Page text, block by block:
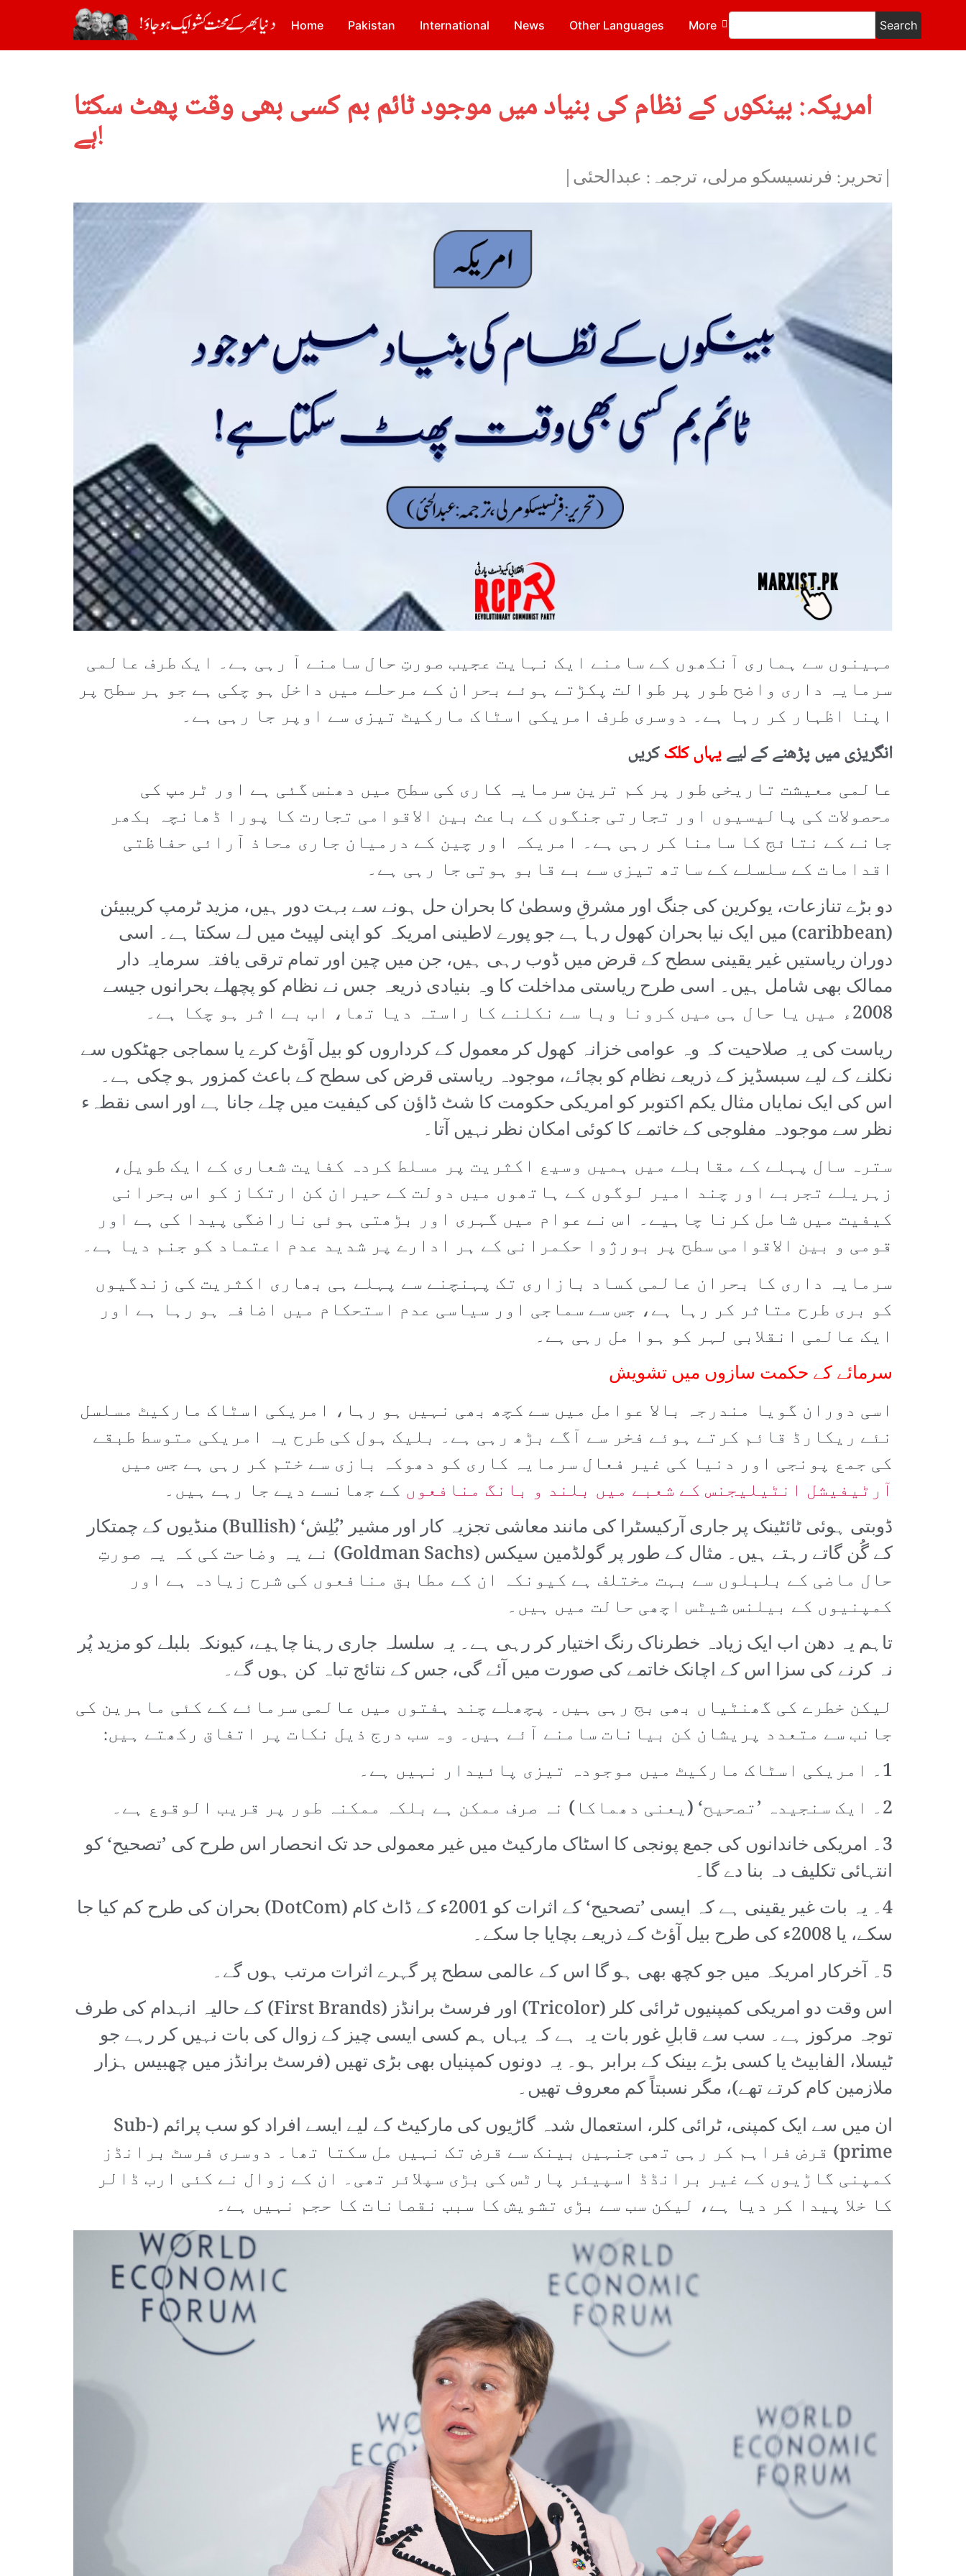
Home Pakistan International News Other Languages More Search
امریکہ: بینکوں کے نظام کی بنیاد میں موجود ٹائم بم کسی بھی وقت پھٹ سکتا
ہے!
|تحریر: فرنسیسکو مرلی، ترجمہ: عبدالحئی|
مہینوں سے ہماری آنکھوں کے سامنے ایک نہایت عجیب صورتِ حال سامنے آ رہی ہے۔ ایک طرف عالمی
سرمایہ داری واضح طور پر طوالت پکڑتے ہوئے بحران کے مرحلے میں داخل ہو چکی ہے جو ہر سطح پر
اپنا اظہار کر رہا ہے۔ دوسری طرف امریکی اسٹاک مارکیٹ تیزی سے اوپر جا رہی ہے۔
انگریزی میں پڑھنے کے لیےیہاں کلککریں
عالمی معیشت تاریخی طور پر کم ترین سرمایہ کاری کی سطح میں دھنس گئی ہے اور ٹرمپ کی
محصولات کی پالیسیوں اور تجارتی جنگوں کے باعث بین الاقوامی تجارت کا پورا ڈھانچہ بکھر
جانے کے نتائج کا سامنا کر رہی ہے۔ امریکہ اور چین کے درمیان جاری محاذ آرائی حفاظتی
اقدامات کے سلسلے کے ساتھ تیزی سے بے قابو ہوتی جا رہی ہے۔
دو بڑے تنازعات، یوکرین کی جنگ اور مشرقِ وسطیٰ کا بحران حل ہونے سے بہت دور ہیں، مزید ٹرمپ کریبیئن
(caribbean) میں ایک نیا بحران کھول رہا ہے جو پورے لاطینی امریکہ کو اپنی لپیٹ میں لے سکتا ہے۔ اسی
دوران ریاستیں غیر یقینی سطح کے قرض میں ڈوب رہی ہیں، جن میں چین اور تمام ترقی یافتہ سرمایہ دار
ممالک بھی شامل ہیں۔ اسی طرح ریاستی مداخلت کا وہ بنیادی ذریعہ جس نے نظام کو پچھلے بحرانوں جیسے
2008ء میں یا حال ہی میں کرونا وبا سے نکلنے کا راستہ دیا تھا، اب بے اثر ہو چکا ہے۔
ریاست کی یہ صلاحیت کہ وہ عوامی خزانہ کھول کر معمول کے کرداروں کو بیل آؤٹ کرے یا سماجی جھٹکوں سے
نکلنے کے لیے سبسڈیز کے ذریعے نظام کو بچائے، موجودہ ریاستی قرض کی سطح کے باعث کمزور ہو چکی ہے۔
اس کی ایک نمایاں مثال یکم اکتوبر کو امریکی حکومت کا شٹ ڈاؤن کی کیفیت میں چلے جانا ہے اور اسی نقطہء
نظر سے موجودہ مفلوجی کے خاتمے کا کوئی امکان نظر نہیں آتا۔
سترہ سال پہلے کے مقابلے میں ہمیں وسیع اکثریت پر مسلط کردہ کفایت شعاری کے ایک طویل،
زہریلے تجربے اور چند امیر لوگوں کے ہاتھوں میں دولت کے حیران کن ارتکاز کو اس بحرانی
کیفیت میں شامل کرنا چاہیے۔ اس نے عوام میں گہری اور بڑھتی ہوئی ناراضگی پیدا کی ہے اور
قومی و بین الاقوامی سطح پر بورژوا حکمرانی کے ہر ادارے پر شدید عدم اعتماد کو جنم دیا ہے۔
سرمایہ داری کا بحران عالمی کساد بازاری تک پہنچنے سے پہلے ہی بھاری اکثریت کی زندگیوں
کو بری طرح متاثر کر رہا ہے، جس سے سماجی اور سیاسی عدم استحکام میں اضافہ ہو رہا ہے اور
ایک عالمی انقلابی لہر کو ہوا مل رہی ہے۔
سرمائے کے حکمت سازوں میں تشویش
اسی دوران گویا مندرجہ بالا عوامل میں سے کچھ بھی نہیں ہو رہا، امریکی اسٹاک مارکیٹ مسلسل
نئے ریکارڈ قائم کرتے ہوئے فخر سے آگے بڑھ رہی ہے۔ بلیک ہول کی طرح یہ امریکی متوسط طبقے
کی جمع پونجی اور دنیا کی غیر فعال سرمایہ کاری کو دھوکہ بازی سے ختم کر رہی ہے جس میں
آرٹیفیشل انٹیلیجنس کے شعبے میں بلند و بانگ منافعوں کے جھانسے دیے جا رہے ہیں۔
ڈوبتی ہوئی ٹائٹینک پر جاری آرکیسٹرا کی مانند معاشی تجزیہ کار اور مشیر ’بُلِش‘ (Bullish) منڈیوں کے چمتکار
کے گُن گاتے رہتے ہیں۔ مثال کے طور پر گولڈمین سیکس (Goldman Sachs) نے یہ وضاحت کی کہ یہ صورتِ
حال ماضی کے بلبلوں سے بہت مختلف ہے کیونکہ ان کے مطابق منافعوں کی شرح زیادہ ہے اور
کمپنیوں کے بیلنس شیٹس اچھی حالت میں ہیں۔
تاہم یہ دھن اب ایک زیادہ خطرناک رنگ اختیار کر رہی ہے۔ یہ سلسلہ جاری رہنا چاہیے، کیونکہ بلبلے کو مزید پُر
نہ کرنے کی سزا اس کے اچانک خاتمے کی صورت میں آئے گی، جس کے نتائج تباہ کن ہوں گے۔
لیکن خطرے کی گھنٹیاں بھی بج رہی ہیں۔ پچھلے چند ہفتوں میں عالمی سرمائے کے کئی ماہرین کی
جانب سے متعدد پریشان کن بیانات سامنے آئے ہیں۔ وہ سب درج ذیل نکات پر اتفاق رکھتے ہیں:
1۔ امریکی اسٹاک مارکیٹ میں موجودہ تیزی پائیدار نہیں ہے۔
2۔ ایک سنجیدہ ’تصحیح‘ (یعنی دھماکا) نہ صرف ممکن ہے بلکہ ممکنہ طور پر قریب الوقوع ہے۔
3۔ امریکی خاندانوں کی جمع پونجی کا اسٹاک مارکیٹ میں غیر معمولی حد تک انحصار اس طرح کی ’تصحیح‘ کو
انتہائی تکلیف دہ بنا دے گا۔
4۔ یہ بات غیر یقینی ہے کہ ایسی ’تصحیح‘ کے اثرات کو 2001ء کے ڈاٹ کام (DotCom) بحران کی طرح کم کیا جا
سکے، یا 2008ء کی طرح بیل آؤٹ کے ذریعے بچایا جا سکے۔
5۔ آخرکار امریکہ میں جو کچھ بھی ہو گا اس کے عالمی سطح پر گہرے اثرات مرتب ہوں گے۔
اس وقت دو امریکی کمپنیوں ٹرائی کلر (Tricolor) اور فرسٹ برانڈز (First Brands) کے حالیہ انہدام کی طرف
توجہ مرکوز ہے۔ سب سے قابلِ غور بات یہ ہے کہ یہاں ہم کسی ایسی چیز کے زوال کی بات نہیں کر رہے جو
ٹیسلا، الفابیٹ یا کسی بڑے بینک کے برابر ہو۔ یہ دونوں کمپنیاں بھی بڑی تھیں (فرسٹ برانڈز میں چھبیس ہزار
ملازمین کام کرتے تھے)، مگر نسبتاً کم معروف تھیں۔
ان میں سے ایک کمپنی، ٹرائی کلر، استعمال شدہ گاڑیوں کی مارکیٹ کے لیے ایسے افراد کو سب پرائم (Sub-
prime) قرض فراہم کر رہی تھی جنہیں بینک سے قرض تک نہیں مل سکتا تھا۔ دوسری فرسٹ برانڈز
کمپنی گاڑیوں کے غیر برانڈڈ اسپیئر پارٹس کی بڑی سپلائر تھی۔ ان کے زوال نے کئی ارب ڈالر
کا خلا پیدا کر دیا ہے، لیکن سب سے بڑی تشویش کا سبب نقصانات کا حجم نہیں ہے۔